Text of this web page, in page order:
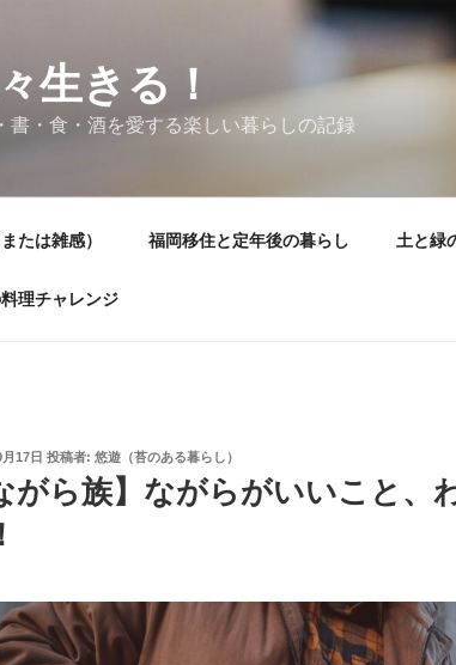
生きる！
書・食・酒を愛する楽しい暮らしの記録
たは雑感） 福岡移住と定年後の暮らし 土と緑
理チャレンジ
17日 投稿者: 悠遊（苔のある暮らし）
がら族】ながらがいいこと、